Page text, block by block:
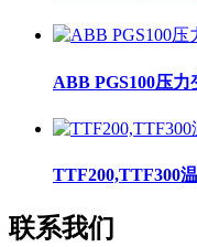
ABB PGS100压力
TTF200,TTF300
联系我们